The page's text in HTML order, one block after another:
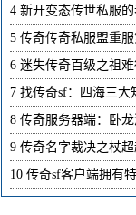
4 新开变态传世私服
5 传奇传奇私服盟重
6 迷失传奇百级之祖
7 找传奇sf：四海三大
8 传奇服务器端：卧
9 传奇名字裁决之杖
10 传奇sf客户端拥有